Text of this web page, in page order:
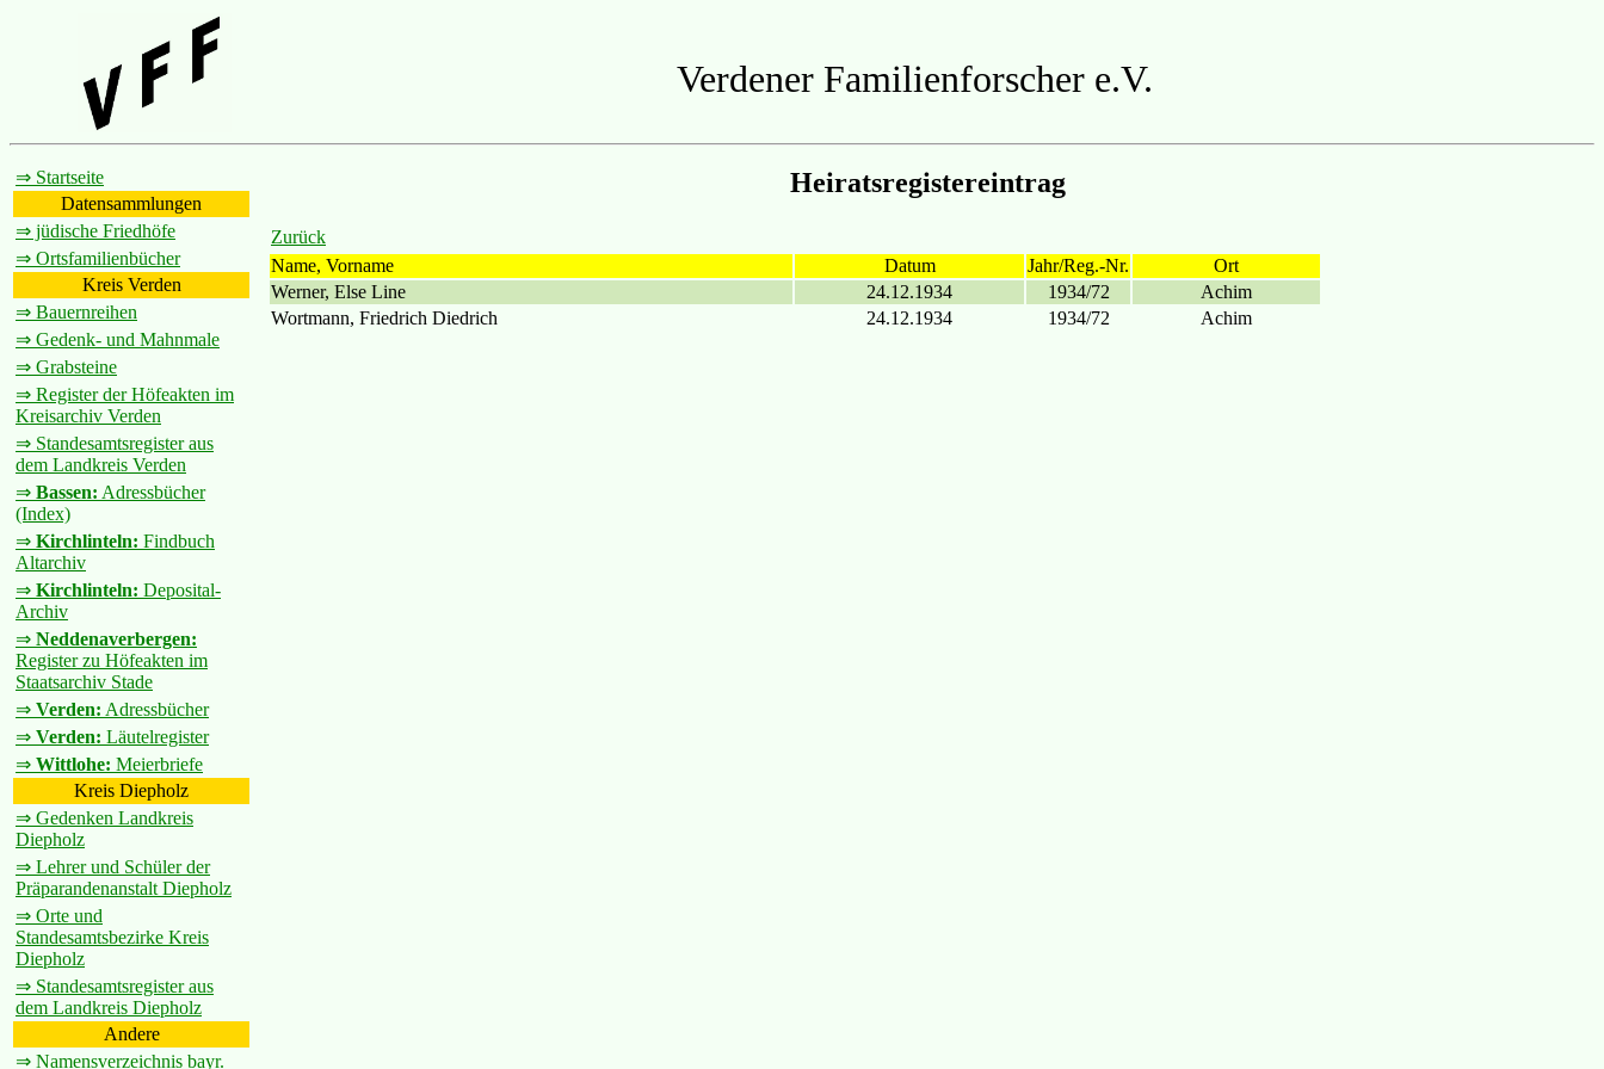
Verdener Familienforscher e.V.
⇒ Startseite
Datensammlungen
⇒ jüdische Friedhöfe
⇒ Ortsfamilienbücher
Kreis Verden
⇒ Bauernreihen
⇒ Gedenk- und Mahnmale
⇒ Grabsteine
⇒ Register der Höfeakten im
Kreisarchiv Verden
⇒ Standesamtsregister aus
dem Landkreis Verden
⇒ Bassen: Adressbücher
(Index)
⇒ Kirchlinteln: Findbuch
Altarchiv
⇒ Kirchlinteln: Deposital-
Archiv
⇒ Neddenaverbergen:
Register zu Höfeakten im
Staatsarchiv Stade
⇒ Verden: Adressbücher
⇒ Verden: Läutelregister
⇒ Wittlohe: Meierbriefe
Kreis Diepholz
⇒ Gedenken Landkreis
Diepholz
⇒ Lehrer und Schüler der
Präparandenanstalt Diepholz
⇒ Orte und
Standesamtsbezirke Kreis
Diepholz
⇒ Standesamtsregister aus
dem Landkreis Diepholz
Andere
⇒ Namensverzeichnis bayr.
Heiratsregistereintrag
Zurück
Name, Vorname
Datum Jahr/Reg.-Nr.
Ort
Werner, Else Line
24.12.1934 1934/72
Achim
Wortmann, Friedrich Diedrich
24.12.1934 1934/72 Achim